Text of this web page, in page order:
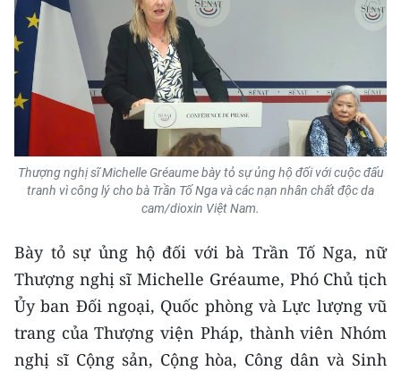
ENGLISH
中文
FRANÇAIS
РУССКИЙ
ESPAÑOL
Thượng nghị sĩ Michelle Gréaume bày tỏ sự ủng hộ đối với cuộc đấu
tranh vì công lý cho bà Trần Tố Nga và các nạn nhân chất độc da
cam/dioxin Việt Nam.
Bày tỏ sự ủng hộ đối với bà Trần Tố Nga, nữ
Thượng nghị sĩ Michelle Gréaume, Phó Chủ tịch
Ủy ban Đối ngoại, Quốc phòng và Lực lượng vũ
trang của Thượng viện Pháp, thành viên Nhóm
nghị sĩ Cộng sản, Cộng hòa, Công dân và Sinh